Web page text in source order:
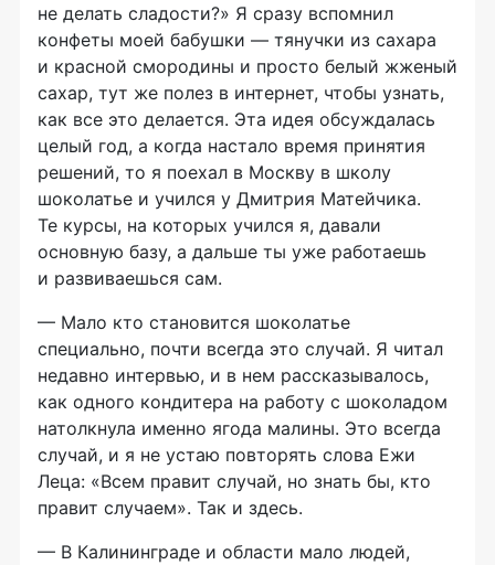
не делать сладости?» Я сразу вспомнил
конфеты моей бабушки — тянучки из сахара
и красной смородины и просто белый жженый
сахар, тут же полез в интернет, чтобы узнать,
как все это делается. Эта идея обсуждалась
целый год, а когда настало время принятия
решений, то я поехал в Москву в школу
шоколатье и учился у Дмитрия Матейчика.
Те курсы, на которых учился я, давали
основную базу, а дальше ты уже работаешь
и развиваешься сам.
— Мало кто становится шоколатье
специально, почти всегда это случай. Я читал
недавно интервью, и в нем рассказывалось,
как одного кондитера на работу с шоколадом
натолкнула именно ягода малины. Это всегда
случай, и я не устаю повторять слова Ежи
Леца: «Всем правит случай, но знать бы, кто
правит случаем». Так и здесь.
— В Калининграде и области мало людей,